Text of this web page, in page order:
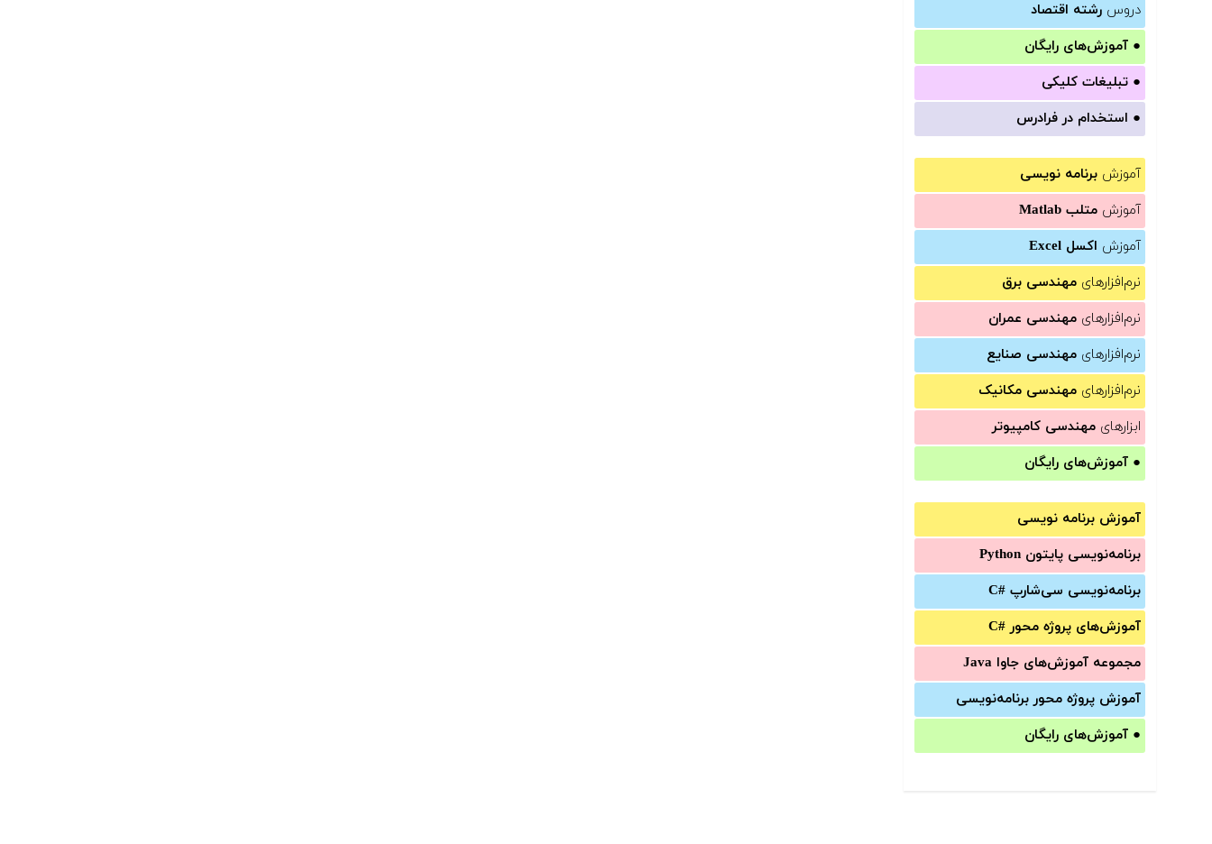
دروس رشته اقتصاد
● آموزش‌های رایگان
● تبلیغات کلیکی
● استخدام در فرادرس
آموزش برنامه نویسی
آموزش متلب Matlab
آموزش اکسل Excel
نرم‌افزارهای مهندسی برق
نرم‌افزارهای مهندسی عمران
نرم‌افزارهای مهندسی صنایع
نرم‌افزارهای مهندسی مکانیک
ابزارهای مهندسی کامپیوتر
● آموزش‌های رایگان
آموزش برنامه نویسی
برنامه‌نویسی پایتون Python
برنامه‌‌نویسی سی‌شارپ C#‎
آموزش‌های پروژه محور #C
مجموعه آموزش‌های جاوا Java
آموزش‌ پروژه محور برنامه‌نویسی
● آموزش‌های رایگان